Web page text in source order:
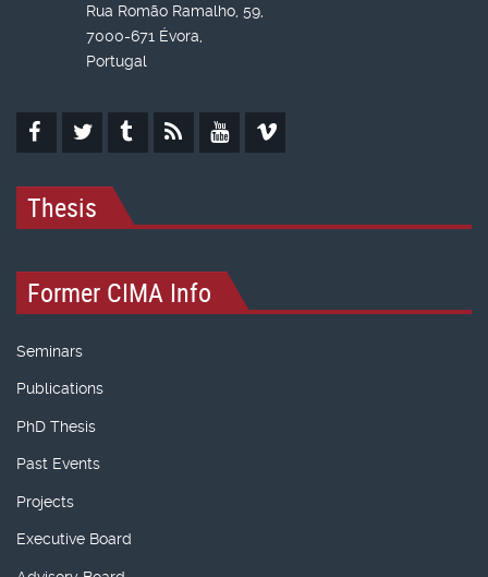
Rua Romão Ramalho, 59,
7000-671 Évora,
Portugal
Thesis
Former CIMA Info
Seminars
Publications
PhD Thesis
Past Events
Projects
Executive Board